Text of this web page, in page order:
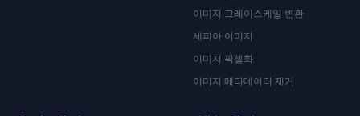
이미지 그레이스케일 변환
세피아 이미지
이미지 픽셀화
이미지 메타데이터 제거